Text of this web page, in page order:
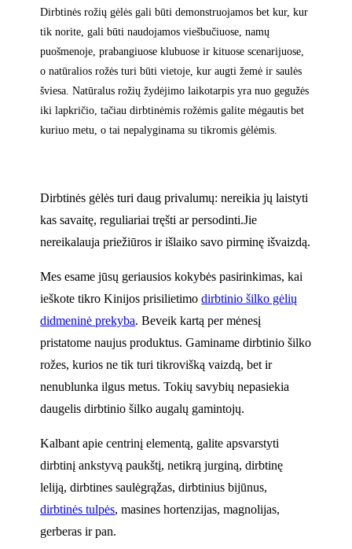
Dirbtinės rožių gėlės gali būti demonstruojamos bet kur, kur
tik norite, gali būti naudojamos viešbučiuose, namų
puošmenoje, prabangiuose klubuose ir kituose scenarijuose,
o natūralios rožės turi būti vietoje, kur augti žemė ir saulės
šviesa. Natūralus rožių žydėjimo laikotarpis yra nuo gegužės
iki lapkričio, tačiau dirbtinėmis rožėmis galite mėgautis bet
kuriuo metu, o tai nepalyginama su tikromis gėlėmis.
Dirbtinės gėlės turi daug privalumų: nereikia jų laistyti
kas savaitę, reguliariai tręšti ar persodinti.Jie
nereikalauja priežiūros ir išlaiko savo pirminę išvaizdą.
Mes esame jūsų geriausios kokybės pasirinkimas, kai
ieškote tikro Kinijos prisilietimodirbtinio šilko gėlių
didmeninė prekyba. Beveik kartą per mėnesį
pristatome naujus produktus. Gaminame dirbtinio šilko
rožes, kurios ne tik turi tikrovišką vaizdą, bet ir
nenublunka ilgus metus. Tokių savybių nepasiekia
daugelis dirbtinio šilko augalų gamintojų.
Kalbant apie centrinį elementą, galite apsvarstyti
dirbtinį ankstyvą paukštį, netikrą jurginą, dirbtinę
leliją, dirbtines saulėgrąžas, dirbtinius bijūnus,
dirbtinės tulpės, masines hortenzijas, magnolijas,
gerberas ir pan.